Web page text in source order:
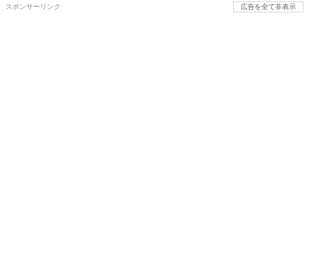
スポンサーリンク 広告を全て非表示